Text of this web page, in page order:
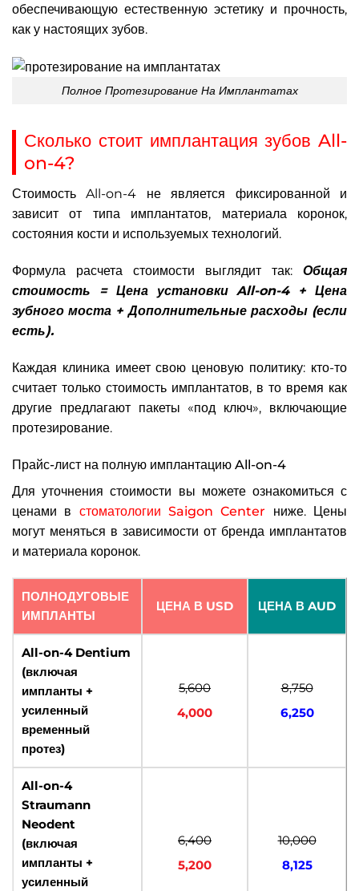
обеспечивающую естественную эстетику и прочность,
как у настоящих зубов.
Полное Протезирование На Имплантатах
Сколько стоит имплантация зубов All-
on-4?
Стоимость All-on-4 не является фиксированной и
зависит от типа имплантатов, материала коронок,
состояния кости и используемых технологий.
Формула расчета стоимости выглядит так: Общая
стоимость = Цена установки All-on-4 + Цена
зубного моста + Дополнительные расходы (если
есть).
Каждая клиника имеет свою ценовую политику: кто-то
считает только стоимость имплантатов, в то время как
другие предлагают пакеты «под ключ», включающие
протезирование.
Прайс-лист на полную имплантацию All-on-4
Для уточнения стоимости вы можете ознакомиться с
ценами в стоматологии Saigon Center ниже. Цены
могут меняться в зависимости от бренда имплантатов
и материала коронок.
ПОЛНОДУГОВЫЕ
ИМПЛАНТЫ
ЦЕНА В USD ЦЕНА В AUD
All-on-4 Dentium
(включая
импланты +
усиленный
временный
протез)
5,600
4,000
8,750
6,250
All-on-4
Straumann
Neodent
(включая
импланты +
усиленный
6,400
5,200
10,000
8,125